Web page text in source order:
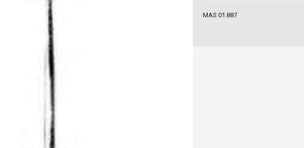
MAS 01.887